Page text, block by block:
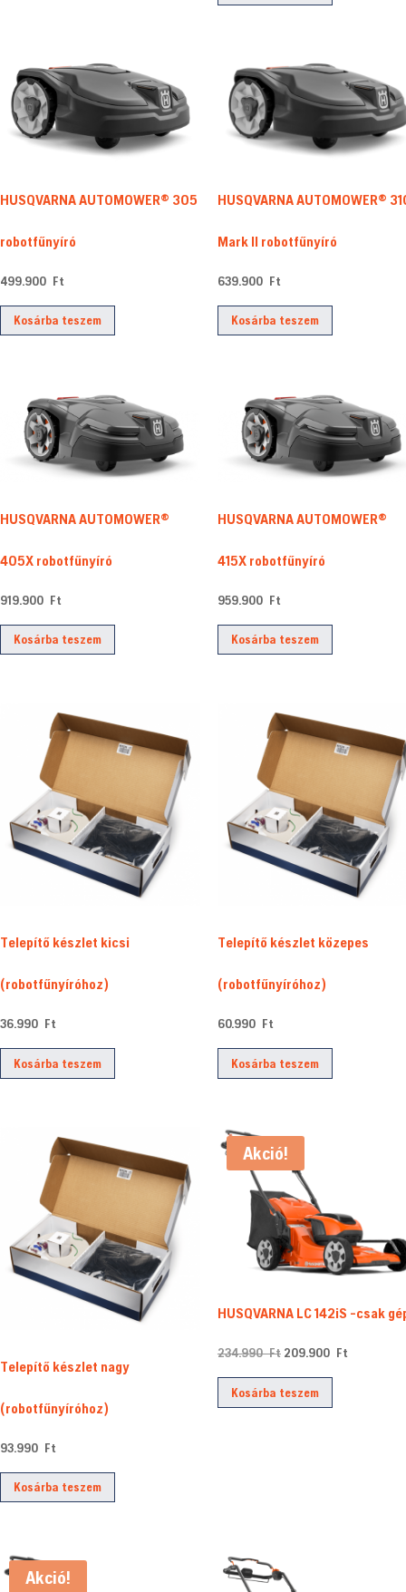
HUSQVARNA AUTOMOWER® 305
robotfűnyíró
499.900 Ft
Kosárba teszem
HUSQVARNA AUTOMOWER®
Mark II robotfűnyíró
639.900 Ft
Kosárba teszem
HUSQVARNA AUTOMOWER®
405X robotfűnyíró
919.900 Ft
Kosárba teszem
HUSQVARNA AUTOMOWER®
415X robotfűnyíró
959.900 Ft
Kosárba teszem
Telepítő készlet kicsi
(robotfűnyíróhoz)
36.990 Ft
Kosárba teszem
Telepítő készlet közepes
(robotfűnyíróhoz)
60.990 Ft
Kosárba teszem
Telepítő készlet nagy
(robotfűnyíróhoz)
93.990 Ft
Kosárba teszem
Akció!
HUSQVARNA LC 142iS -csak
234.990Ft Original
price
was:
209.900 FtCurrent
Kosárba teszem
Akció!